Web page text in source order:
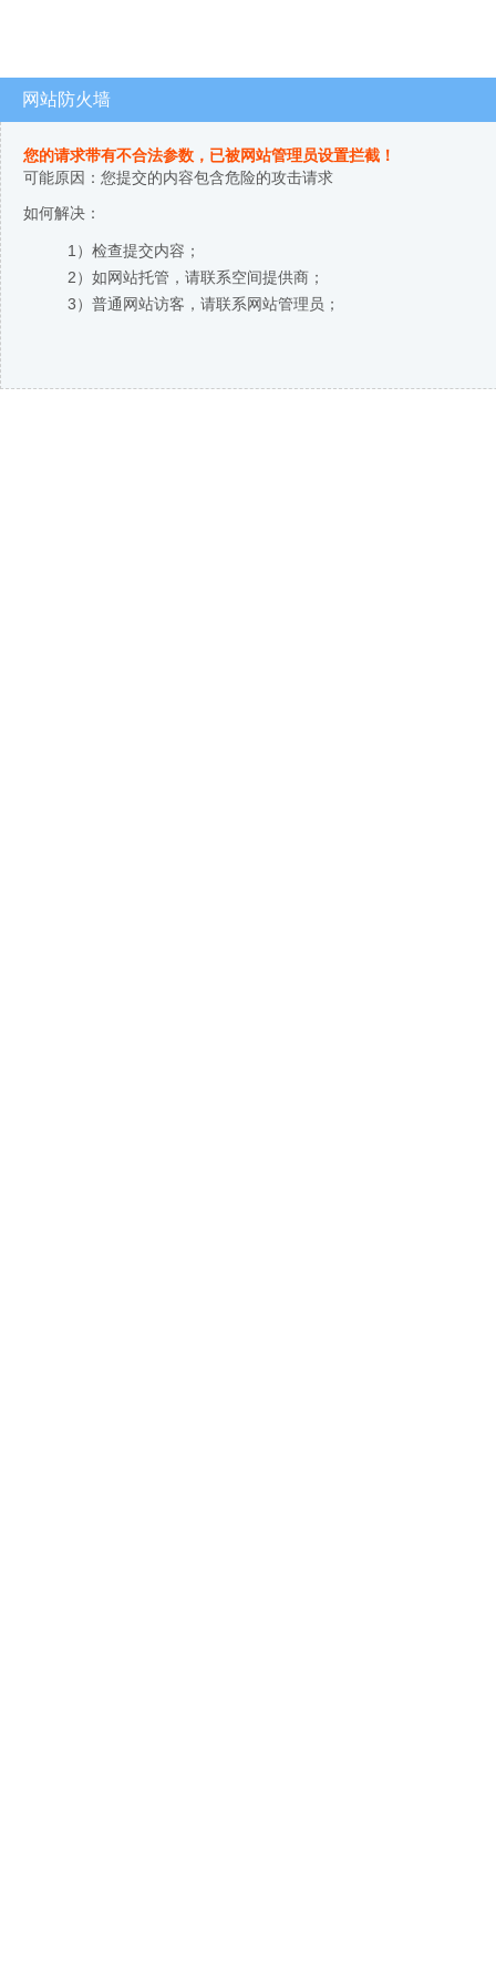
网站防火墙
您的请求带有不合法参数，已被网站管理员设置拦截！
可能原因：您提交的内容包含危险的攻击请求
如何解决：
1）检查提交内容；
2）如网站托管，请联系空间提供商；
3）普通网站访客，请联系网站管理员；